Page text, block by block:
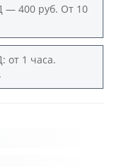
— 400 руб. От 10
от 1 часа.